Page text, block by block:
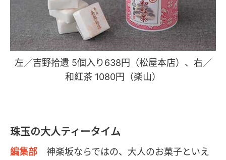
左／吉野拾遺 5個入り638円（松屋本店）、右／
和紅茶 1080円（楽山）
珠玉の大人ティータイム
編集部
神楽坂ならではの、大人のお菓子といえ